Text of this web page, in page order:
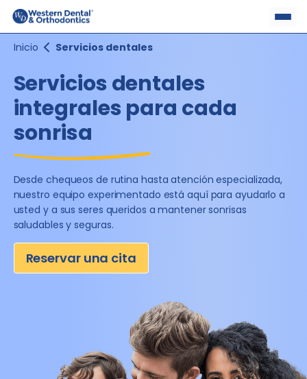
Skip
content
Inicio Servicios dentales
Servicios dentales
integrales para cada
sonrisa
Desde chequeos de rutina hasta atención especializada,
nuestro equipo experimentado está aquí para ayudarloa
usted y a sus seres queridos a mantener sonrisas
saludables y seguras.
Reservar una cita